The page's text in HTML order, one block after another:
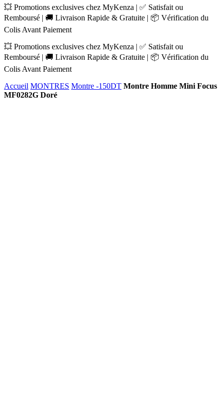
💥 Promotions exclusives chez MyKenza | ✅ Satisfait ou
Remboursé | 🚚 Livraison Rapide & Gratuite | 📦 Vérification du
Colis Avant Paiement
💥 Promotions exclusives chez MyKenza | ✅ Satisfait ou
Remboursé | 🚚 Livraison Rapide & Gratuite | 📦 Vérification du
Colis Avant Paiement
Accueil MONTRES Montre -150DT Montre Homme Mini Focus
MF0282G Doré